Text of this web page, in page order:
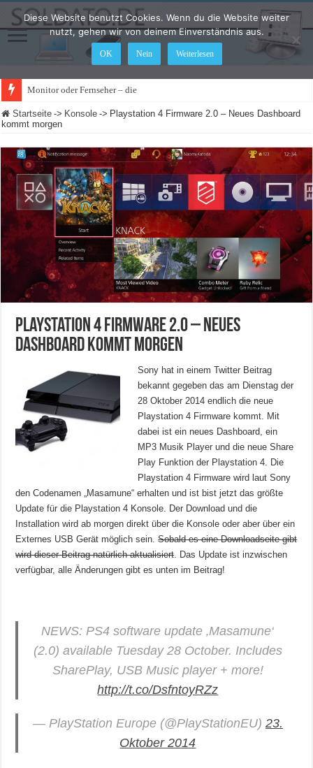
Monitor oder Fernseher – diese Unterschiede für G
Startseite -> Konsole -> Playstation 4 Firmware 2.0 – Neues Dashboard
kommt morgen
Playstation 4 Firmware 2.0 – Neues
Dashboard kommt morgen
Sony hat in einem Twitter Beitrag
bekannt gegeben das am Dienstag der
28 Oktober 2014 endlich die neue
Playstation 4 Firmware kommt. Mit
dabei ist ein neues Dashboard, ein
MP3 Musik Player und die neue Share
Play Funktion der Playstation 4. Die
Playstation 4 Firmware wird laut Sony
den Codenamen „Masamune“ erhalten und ist bist jetzt das größte
Update für die Playstation 4 Konsole. Der Download und die
Installation wird ab morgen direkt über die Konsole oder aber über ein
Externes USB Gerät möglich sein.Sobald es eine Downloadseite gibt
wird dieser Beitrag natürlich aktualisiert. Das Update ist inzwischen
verfügbar, alle Änderungen gibt es unten im Beitrag!
NEWS: PS4 software update ‚Masamune‘
(2.0) available Tuesday 28 October. Includes
SharePlay, USB Music player + more!
http://t.co/DsfntoyRZz
— PlayStation Europe (@PlayStationEU) 23.
Oktober 2014
Diese Website benutzt Cookies. Wenn du die Website weiter
nutzt, gehen wir von deinem Einverständnis aus.
OK Nein Weiterlesen